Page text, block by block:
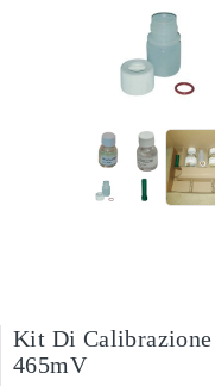
Kit Di Calibrazione
465mV